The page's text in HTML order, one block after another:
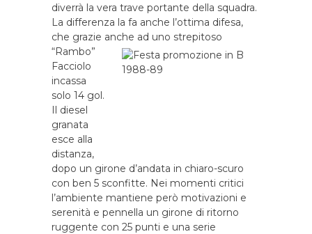
diverrà la vera trave portante della squadra.
La differenza la fa anche l’ottima difesa,
che grazie anche ad uno strepitoso
“Rambo”
Facciolo
incassa
solo 14 gol.
Il diesel
granata
esce alla
distanza,
dopo un girone d’andata in chiaro-scuro
con ben 5 sconfitte. Nei momenti critici
l’ambiente mantiene però motivazioni e
serenità e pennella un girone di ritorno
ruggente con 25 punti e una serie